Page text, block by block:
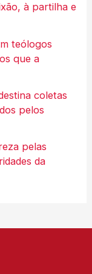
à partilha e
teólogos
que a
coletas
pelos
pelas
da